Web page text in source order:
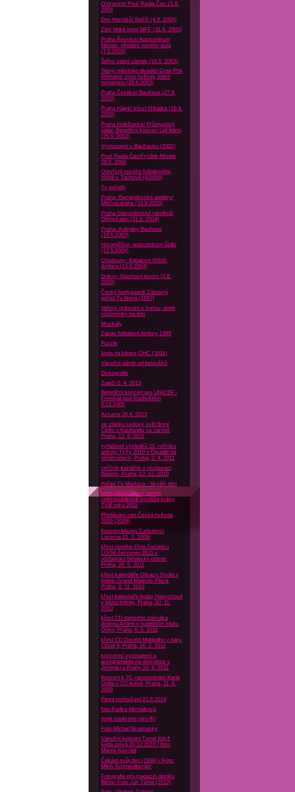
Ostravice/ Pouť Radia Čas 21.8.
2004
Den Horníků/ Staříč (4.9. 2004)
Zlín/ Velké kino/ MFF (31.5. 2002)
Praha Řevnice/ Autocentrum
Nissan -předání nového auta
(7.5.2003)
Štiřín/ státní zámek (16.5. 2003)
Slaný/ městske divadlo/ Gran Prix
Remake/ Jsou hvězdy, které
nehasnou (28.6.2003)
Praha Čestlice/ Bauhaus (27.9.
2003)
Praha Hájek/ křest hříbátka (26.6.
2003)
Praha Holešovice/ Průmyslový
palác-Benefiční koncert Lidi lidem
(25.9. 2002)
Vystoupení v Bauhausu (2002)
Pouť Radia Čas/Frýdek-Místek
28.5. 2006
Otevření nového fotbalového
hřiště v Tachově (6/2008)
Tv pořady
Praha- Barrandovské ateliéry/
Mléčná dráha (19.9 2003)
Praha-Staroměstské náměstí/
Dětský den (31.5. 2004)
Praha- Kobylisy Bauhaus
(14.6.2003)
Horoměřice- autocentrum Šídlo
(12.5.2004)
Chodouny- fotbalove hřiště-
Amfora (13.6.2004)
Doksy- Máchovo jezero (2.8.
2003)
Český bodyguard/ Zábavný
pořad Tv Nova (1997)
Vaření, grilování s Ivetou, aneb
vzpomínky na léto
Muzikály
Zápas fotbalové Amfory 1988
Puzzle
Iveta na klinice GHC (2011)
Vánoční dárek od fanoušků
Diskografie
Zaječí 5. 4. 2013
Benefiční koncert pro UNICEF -
Frenštát pod Radhoštěm
9.12.2005
Azzurro 26.4. 2013
ve stánku Ledový svět firmy
Čipito u Kauflandu na Jarově,
Praha, 12. 6. 2011
vyhlášení výsledků 20. ročníku
ankety TýTý 2010 v Divadle na
Vinohradech, Praha, 2. 4. 2011
večírek kartářek v restauraci
Botanic, Praha, 12. 12. 2010
Pořad TV Markíza - Skvělý den
Iveta předsedkyní poroty
celorepublikové soutěže krásy
Tvář roku 2011
Předávání cen Česká hvězda
2009 (2009)
Koncert Maxim Turbulenc/
Lucerna 21. 3. 2009/
křest nového čísla časopisu
LOOK červenec 2011 v
restauraci Střelecký ostrov,
Praha, 26. 5. 2011
křest kalendáře Obrazy života v
hotelu Grand Majestic Plaza,
Praha, 8. 11. 2010
křest kalendáře Agáty Hanychové
v klubu Infinity, Praha, 30. 11.
2010
křest CD italského zpěváka
Andrea Andrei v hudebním klubu
Óčko, Praha, 6. 5. 2011
křest CD Davide Mattioliho v baru
Cloud 9, Praha, 16. 2. 2011
koncertní vystoupení a
autogramiáda na diskotéce v
Jesenici u Prahy 10. 6. 2011
Koncert k 70. narozeninám Karla
Gotta v O2 Aréně, Praha, 11. 6.
2009
Pietní rozloučení 21.6 2014
foto Radka Michálková
moje soukromí (pro fk)
Foto Michal Skramusky
Vánoční koncert Turné Když
Iveta zpívá 20.12.2010 / foto:
Marek Navrátil
Čekám svůj den (1996) / Foto:
Miloš Schmiedberger
Fotografie pro magazín deníku
Blesk/ Foto Jan Tůma (2012)